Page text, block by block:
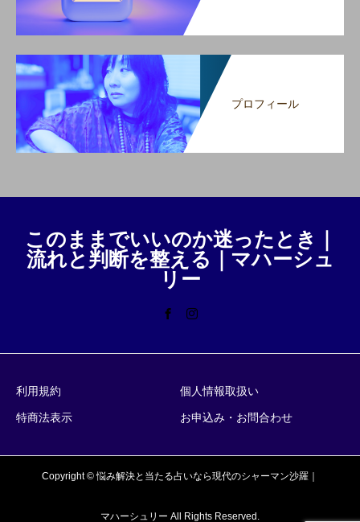
プロフィール
このままでいいのか迷ったとき｜
流れと判断を整える｜マハーシュ
リー
利用規約 個人情報取扱い
特商法表示 お申込み・お問合わせ
Copyright © 悩み解決と当たる占いなら現代のシャーマン沙羅｜
マハーシュリー All Rights Reserved.